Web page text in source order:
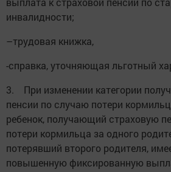
инвалидности;
–трудовая книжка,
-справка, уточняющая льготный
3. При изменении категории
пенсии по случаю потери
ребенок, получающий страховую
потери кормильца за одного
потерявший второго родителя,
повышенную фиксированную